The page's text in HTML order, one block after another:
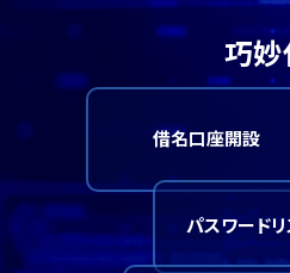
巧妙
借名口座開設
パスワード